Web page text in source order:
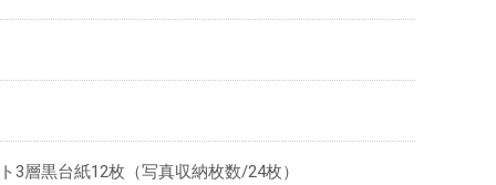
3層黒台紙12枚（写真収納枚数/24枚）